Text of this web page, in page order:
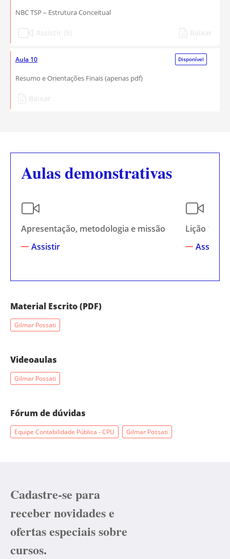
NBC TSP – Estrutura Conceitual
Aula 10 Disponível
Resumo e Orientações Finais (apenas pdf)
Aulas demonstrativas
Apresentação, metodologia e missão
Assistir
Lição 1 -
Assistir
Material Escrito (PDF)
Gilmar Possati
Videoaulas
Gilmar Possati
Fórum de dúvidas
Equipe Contabilidade Pública - CPU Gilmar Possati
Cadastre-se para
receber novidades e
ofertas especiais sobre
cursos.